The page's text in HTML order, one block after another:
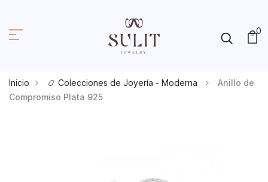
0
Inicio 📿 Colecciones de Joyería - Moderna
Anillo de
Compromiso Plata 925